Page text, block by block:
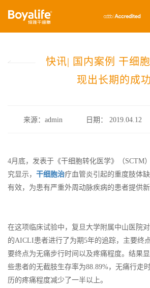
首页 什么是干细胞
前沿动态
快讯| 国内案例 干细胞治疗表现出长期的成功
快讯| 国内案例 干细
现出长期的成功
来源：admin 日期： 2019.04.12
4月底，发表于《干细胞转化医学》（SCTM
究显示， 干细胞治疗血管炎引起的重度肢体
有效，为患有严重外周动脉疾病的患者提供新
在这项临床试验中，复旦大学附属中山医院
的AICLI患者进行了为期5年的追踪，主要终
要终点为无痛步行时间以及疼痛程度。结果
些患者的无截肢生存率为88.89%，无痛行走
历的疼痛程度减少了一半以上。